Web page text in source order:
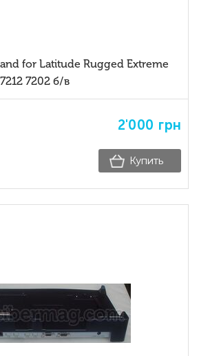
for Latitude Rugged Extreme
7202 б/в
2'000 грн
Купить